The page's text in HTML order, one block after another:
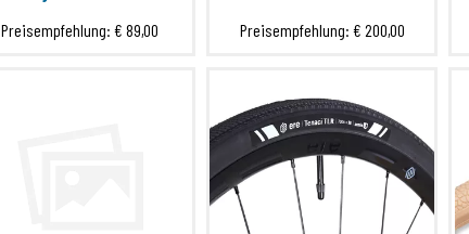
Preisempfehlung:€ 89,00 Preisempfehlung: € 200,00